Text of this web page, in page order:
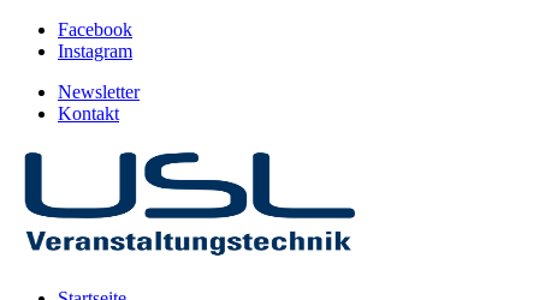
Facebook
Instagram
Newsletter
Kontakt